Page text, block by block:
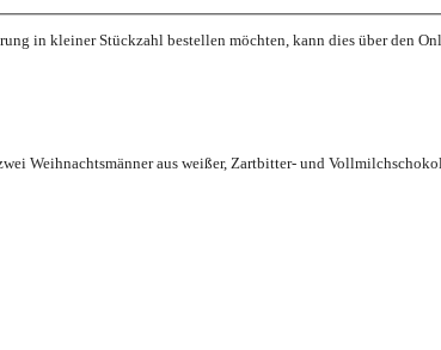
in kleiner Stückzahl bestellen möchten, kann dies über den
Weihnachtsmänner aus weißer, Zartbitter- und